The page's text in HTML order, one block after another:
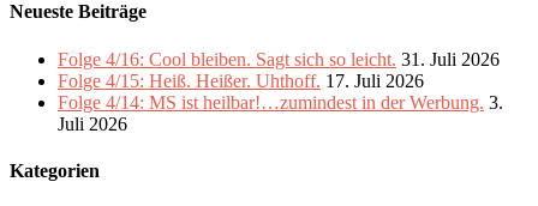
Neueste Beiträge
Folge 4/16: Cool bleiben. Sagt sich so leicht. 31. Juli 2026
Folge 4/15: Heiß. Heißer. Uhthoff. 17. Juli 2026
Folge 4/14: MS ist heilbar!…zumindest in der Werbung. 3.
Juli 2026
Kategorien